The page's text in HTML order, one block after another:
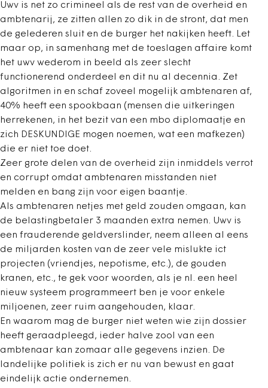
Uwv is net zo crimineel als de rest van de overheid en
ambtenarij, ze zitten allen zo dik in de stront, dat men
de gelederen sluit en de burger het nakijken heeft. Let
maar op, in samenhang met de toeslagen affaire komt
het uwv wederom in beeld als zeer slecht
functionerend onderdeel en dit nu al decennia. Zet
algoritmen in en schaf zoveel mogelijk ambtenaren af,
40% heeft een spookbaan (mensen die uitkeringen
herrekenen, in het bezit van een mbo diplomaatje en
zich DESKUNDIGE mogen noemen, wat een mafkezen)
die er niet toe doet.
Zeer grote delen van de overheid zijn inmiddels verrot
en corrupt omdat ambtenaren misstanden niet
melden en bang zijn voor eigen baantje.
Als ambtenaren netjes met geld zouden omgaan, kan
de belastingbetaler 3 maanden extra nemen. Uwv is
een frauderende geldverslinder, neem alleen al eens
de miljarden kosten van de zeer vele mislukte ict
projecten (vriendjes, nepotisme, etc.), de gouden
kranen, etc., te gek voor woorden, als je nl. een heel
nieuw systeem programmeert ben je voor enkele
miljoenen, zeer ruim aangehouden, klaar.
En waarom mag de burger niet weten wie zijn dossier
heeft geraadpleegd, ieder halve zool van een
ambtenaar kan zomaar alle gegevens inzien. De
landelijke politiek is zich er nu van bewust en gaat
eindelijk actie ondernemen.